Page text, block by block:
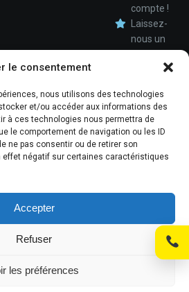
le consentement
nous utilisons des technologies
et/ou accéder aux informations des
à ces technologies nous permettra de
le comportement de navigation ou les ID
ne pas consentir ou de retirer son
effet négatif sur certaines caractéristiques
Accepter
Refuser
les préférences
Téléphone
compte !
Laissez-
nous un